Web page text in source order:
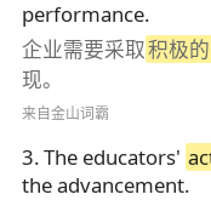
performance.
企业需要采取积极的
现。
来自金山词霸
3.The educators'
the advancement.